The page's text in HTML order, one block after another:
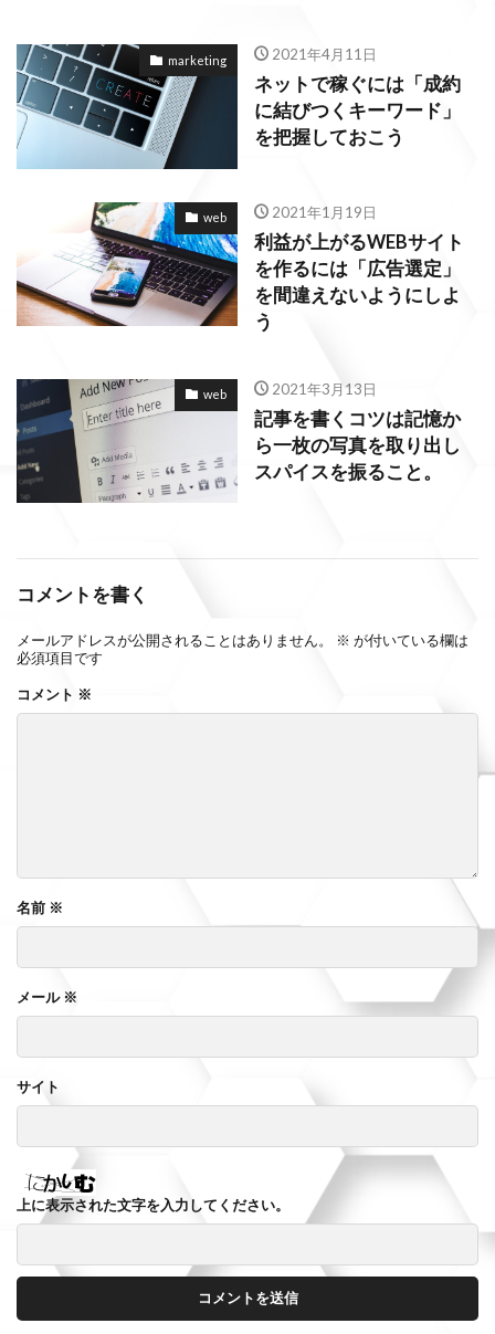
marketing 2021年4月11日
ネットで稼ぐには「成約
に結びつくキーワード」
を把握しておこう
web 2021年1月19日
利益が上がるWEBサイト
を作るには「広告選定」
を間違えないようにしよ
う
web 2021年3月13日
記事を書くコツは記憶か
ら一枚の写真を取り出し
スパイスを振ること。
コメントを書く
メールアドレスが公開されることはありません。 ※ が付いている欄は
必須項目です
コメント ※
名前 ※
メール ※
サイト
上に表示された文字を入力してください。